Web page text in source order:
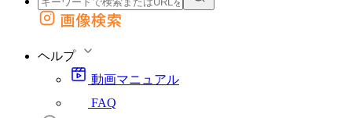
外部サイトの商品をカートに追加
画像検索
ヘルプ
動画マニュアル
FAQ